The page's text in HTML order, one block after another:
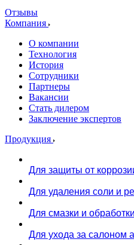
Отзывы
Компания
О компании
Технология
История
Сотрудники
Партнеры
Вакансии
Стать дилером
Заключение экспертов
Продукция
Для защиты от
Для удаления соли и
Для смазки и
Для ухода за салоном